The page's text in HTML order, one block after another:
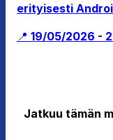
erityisesti
📍 19/05/2026 -
Jatkuu tämän